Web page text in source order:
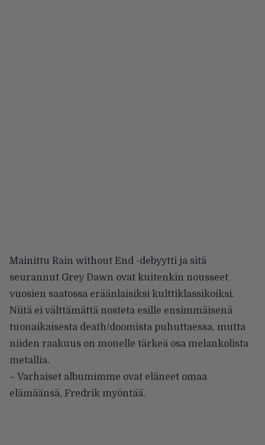
Mainittu Rain without End -debyytti ja sitä
seurannut Grey Dawn ovat kuitenkin nousseet
vuosien saatossa eräänlaisiksi kulttiklassikoiksi.
Niitä ei välttämättä nosteta esille ensimmäisenä
tuonaikaisesta death/doomista puhuttaessa, mutta
niiden raakuus on monelle tärkeä osa melankolista
metallia.
– Varhaiset albumimme ovat eläneet omaa
elämäänsä, Fredrik myöntää.